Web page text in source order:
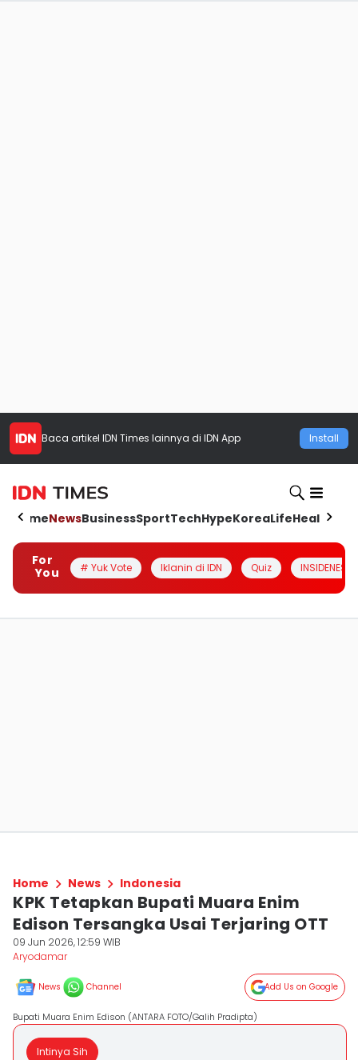
Baca artikel IDN Times lainnya di IDN App Install
HomeNewsBusinessSportTechHypeKoreaLifeHealth
For
You
# Yuk Vote Iklanin di IDN Quiz INSIDENESIA
Home News Indonesia
KPK Tetapkan Bupati Muara Enim
Edison Tersangka Usai Terjaring OTT
09 Jun 2026, 12:59 WIB
Aryodamar
News Channel Add Us on Google
Bupati Muara Enim Edison (ANTARA FOTO/Galih Pradipta)
Intinya Sih